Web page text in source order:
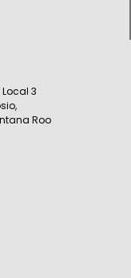
Local 3
Roo